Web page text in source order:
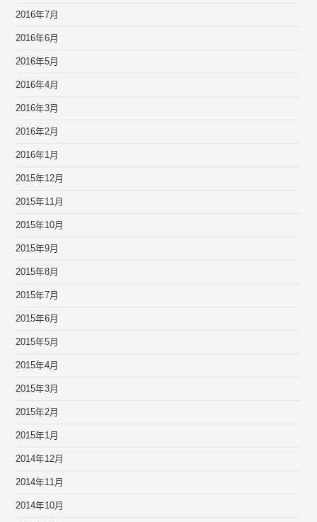
2016年7月
2016年6月
2016年5月
2016年4月
2016年3月
2016年2月
2016年1月
2015年12月
2015年11月
2015年10月
2015年9月
2015年8月
2015年7月
2015年6月
2015年5月
2015年4月
2015年3月
2015年2月
2015年1月
2014年12月
2014年11月
2014年10月